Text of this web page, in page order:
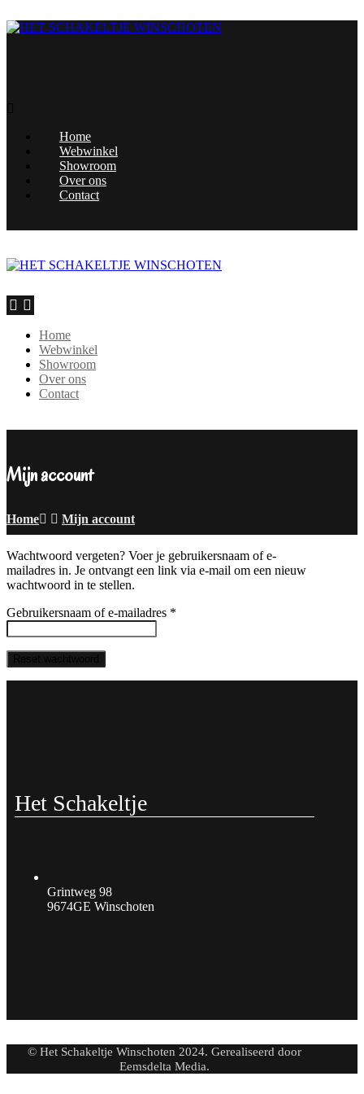
Home
Webwinkel
Showroom
Over ons
Contact
Home
Webwinkel
Showroom
Over ons
Contact
Mijn account
Home Mijn account
Wachtwoord vergeten? Voer je gebruikersnaam of e-
mailadres in. Je ontvangt een link via e-mail om een nieuw
wachtwoord in te stellen.
Gebruikersnaam of e-mailadres *
Het Schakeltje
Grintweg 98
9674GE Winschoten
© Het Schakeltje Winschoten 2024. Gerealiseerd door
Eemsdelta Media.